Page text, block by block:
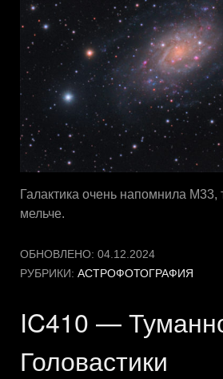
Галактика очень напомнила М33,
мельче.
ОБНОВЛЕНО: 04.12.2024
РУБРИКИ: АСТРОФОТОГРАФИЯ
IC410 —
Головастики